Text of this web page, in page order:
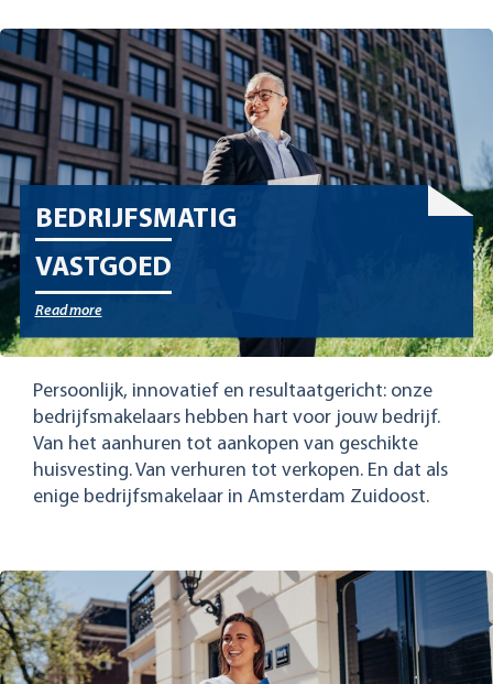
BEDRIJFS­MATIG
VASTGOED
Read more
Persoonlijk, innovatief en resultaatgericht: onze
bedrijfsmakelaars hebben hart voor jouw bedrijf.
Van het aanhuren tot aankopen van geschikte
huisvesting. Van verhuren tot verkopen. En dat als
enige bedrijfsmakelaar in Amsterdam Zuidoost.